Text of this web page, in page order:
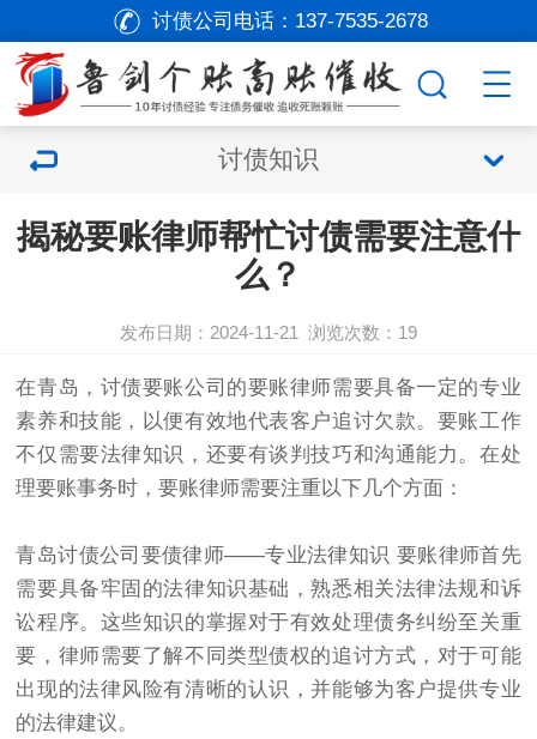
讨债公司电话： 137-7535-2678
讨债知识
揭秘要账律师帮忙讨债需要注意什
么？
发布日期：2024-11-21 浏览次数： 19
在青岛， 讨债要账公司 的要账律师需要具备一定的专业
素养和技能，以便有效地代表客户追讨欠款。要账工作
不仅需要法律知识，还要有谈判技巧和沟通能力。在处
理要账事务时，要账律师需要注重以下几个方面：
青岛讨债公司 要债律师——专业法律知识 要账律师首先
需要具备牢固的法律知识基础，熟悉相关法律法规和诉
讼程序。这些知识的掌握对于有效处理债务纠纷至关重
要，律师需要了解不同类型债权的追讨方式，对于可能
出现的法律风险有清晰的认识，并能够为客户提供专业
的法律建议。